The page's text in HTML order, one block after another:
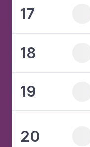
17
18
19
20